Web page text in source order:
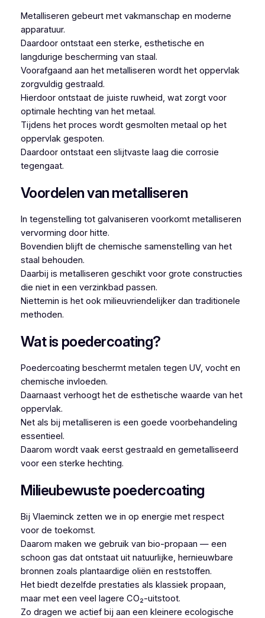
Metalliseren gebeurt met vakmanschap en moderne
apparatuur.
Daardoor ontstaat een sterke, esthetische en
langdurige bescherming van staal.
Voorafgaand aan het metalliseren wordt het oppervlak
zorgvuldig gestraald.
Hierdoor ontstaat de juiste ruwheid, wat zorgt voor
optimale hechting van het metaal.
Tijdens het proces wordt gesmolten metaal op het
oppervlak gespoten.
Daardoor ontstaat een slijtvaste laag die corrosie
tegengaat.
Voordelen van metalliseren
In tegenstelling tot galvaniseren voorkomt metalliseren
vervorming door hitte.
Bovendien blijft de chemische samenstelling van het
staal behouden.
Daarbij is metalliseren geschikt voor grote constructies
die niet in een verzinkbad passen.
Niettemin is het ook milieuvriendelijker dan traditionele
methoden.
Wat is poedercoating?
Poedercoating beschermt metalen tegen UV, vocht en
chemische invloeden.
Daarnaast verhoogt het de esthetische waarde van het
oppervlak.
Net als bij metalliseren is een goede voorbehandeling
essentieel.
Daarom wordt vaak eerst gestraald en gemetalliseerd
voor een sterke hechting.
Milieubewuste poedercoating
Bij Vlaeminck zetten we in op energie met respect
voor de toekomst.
Daarom maken we gebruik van bio-propaan — een
schoon gas dat ontstaat uit natuurlijke, hernieuwbare
bronnen zoals plantaardige oliën en reststoffen.
Het biedt dezelfde prestaties als klassiek propaan,
maar met een veel lagere CO₂-uitstoot.
Zo dragen we actief bij aan een kleinere ecologische